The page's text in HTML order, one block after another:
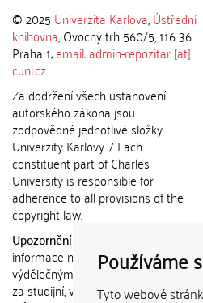
Používáme
Tyto webové
© 2025 Univerzita Karlova,Ústřední
knihovna, Ovocný trh 560/5, 116 36
Praha 1;email: admin-repozitar [at]
cuni.cz
Za dodržení všech ustanovení
autorského zákona jsou
zodpovědné jednotlivé složky
Univerzity Karlovy. / Each
constituent part of Charles
University is responsible for
adherence to all provisions of the
copyright law.
Upozornění / Notice:
informace nemohou být použity k
výdělečným účelům nebo vydávány
za studijní, vědeckou nebo jinou